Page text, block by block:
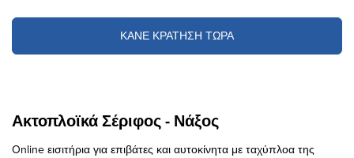
ΚΑΝΕ ΚΡΑΤΗΣΗ ΤΩΡΑ
Ακτοπλοϊκά Σέριφος - Νάξος
Online εισιτήρια για επιβάτες και αυτοκίνητα με ταχύπλοα της